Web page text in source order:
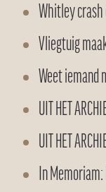
Whitley
Vliegtuig
Weet iemand
UIT HET
UIT HET
In